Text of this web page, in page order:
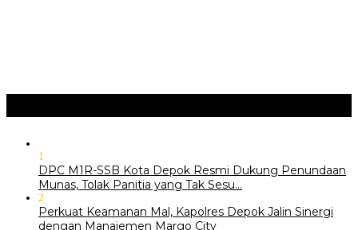
1
DPC M1R-SSB Kota Depok Resmi Dukung Penundaan
Munas, Tolak Panitia yang Tak Sesu…
2
Perkuat Keamanan Mal, Kapolres Depok Jalin Sinergi
dengan Manajemen Margo City